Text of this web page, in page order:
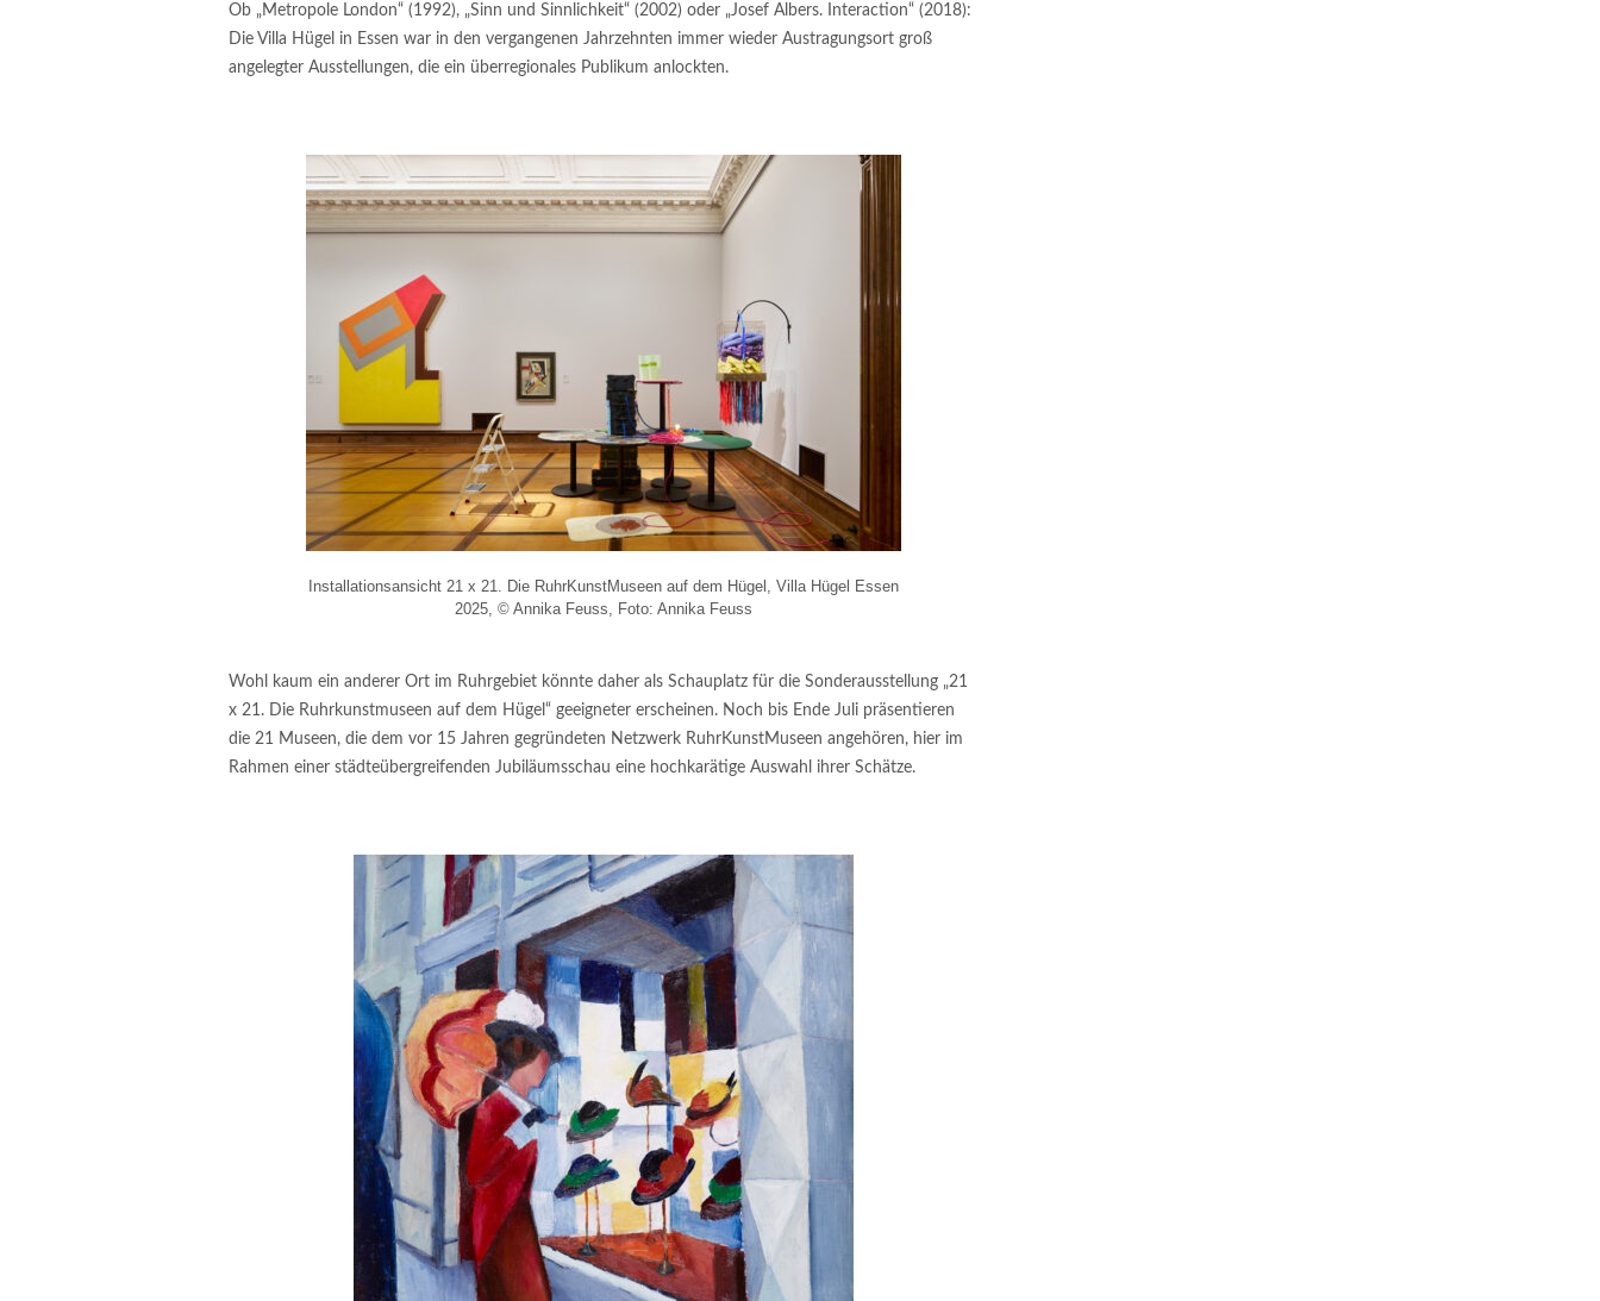
Ob „Metropole London“ (1992), „Sinn und Sinnlichkeit“ (2002) oder „Josef Albers. Interaction“ (2018):
Die Villa Hügel in Essen war in den vergangenen Jahrzehnten immer wieder Austragungsort groß
angelegter Ausstellungen, die ein überregionales Publikum anlockten.
Installationsansicht 21 x 21. Die RuhrKunstMuseen auf dem Hügel, Villa Hügel Essen
2025, © Annika Feuss, Foto: Annika Feuss
Wohl kaum ein anderer Ort im Ruhrgebiet könnte daher als Schauplatz für die Sonderausstellung „21
x 21. Die Ruhrkunstmuseen auf dem Hügel“ geeigneter erscheinen. Noch bis Ende Juli präsentieren
die 21 Museen, die dem vor 15 Jahren gegründeten Netzwerk RuhrKunstMuseen angehören, hier im
Rahmen einer städteübergreifenden Jubiläumsschau eine hochkarätige Auswahl ihrer Schätze.